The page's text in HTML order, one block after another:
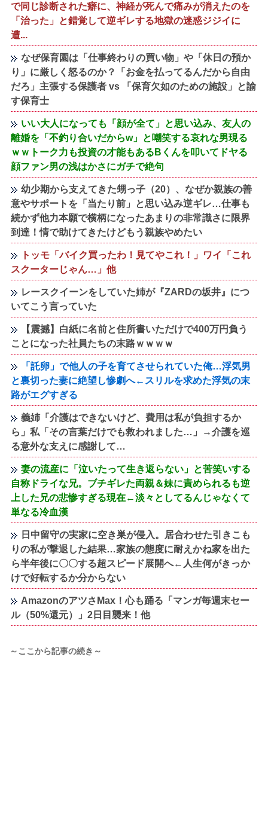
で同じ診断された癖に、神経が死んで痛みが消えたのを
「治った」と錯覚して逆ギレする地獄の迷惑ジジイに
遭...
なぜ保育園は「仕事終わりの買い物」や「休日の預か
り」に厳しく怒るのか？「お金を払ってるんだから自由
だろ」主張する保護者 vs 「保育欠如のための施設」と諭
す保育士
いい大人になっても「顔が全て」と思い込み、友人の
離婚を「不釣り合いだからw」と嘲笑する哀れな男現る
ｗｗトーク力も投資の才能もあるBくんを叩いてドヤる
顔ファン男の浅はかさにガチで絶句
幼少期から支えてきた甥っ子（20）、なぜか親族の善
意やサポートを「当たり前」と思い込み逆ギレ…仕事も
続かず他力本願で横柄になったあまりの非常識さに限界
到達！情で助けてきたけどもう親族やめたい
トッモ「バイク買ったわ！見てやこれ！」ワイ「これ
スクーターじゃん…」他
レースクイーンをしていた姉が『ZARDの坂井』につ
いてこう言っていた
【震撼】白紙に名前と住所書いただけで400万円負う
ことになった社員たちの末路ｗｗｗｗ
「託卵」で他人の子を育てさせられていた俺…浮気男
と裏切った妻に絶望し惨劇へ←スリルを求めた浮気の末
路がエグすぎる
義姉「介護はできないけど、費用は私が負担するか
ら」私「その言葉だけでも救われました…」→介護を巡
る意外な支えに感謝して…
妻の流産に「泣いたって生き返らない」と苦笑いする
自称ドライな兄。ブチギレた両親＆妹に責められるも逆
上した兄の悲惨すぎる現在←淡々としてるんじゃなくて
単なる冷血漢
日中留守の実家に空き巣が侵入。居合わせた引きこも
りの私が撃退した結果…家族の態度に耐えかね家を出た
ら半年後に〇〇する超スピード展開へ←人生何がきっか
けで好転するか分からない
AmazonのアツさMax！心も踊る「マンガ毎週末セー
ル（50%還元）」2日目襲来！他
～ここから記事の続き～